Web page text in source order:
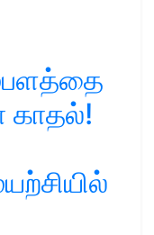
காதல்!